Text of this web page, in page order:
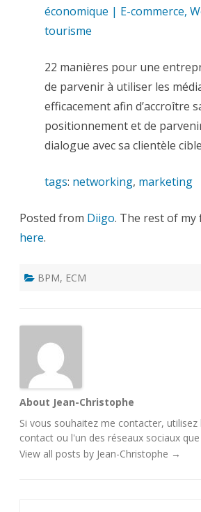
économique | E-commerce,
tourisme
22 manières pour une
de parvenir à utiliser les
efficacement afin d’accroître
positionnement et de
dialogue avec sa clientèle cible
tags: networking, marketing
Posted from Diigo. The rest of
here.
BPM, ECM
About Jean-Christophe
Si vous souhaitez me contacter, utilisez
contact ou l'un des réseaux sociaux
View all posts by Jean-Christophe →